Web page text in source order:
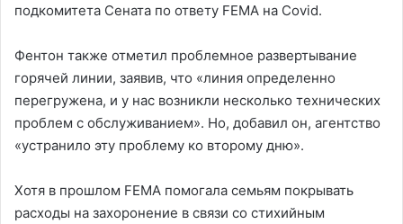
подкомитета Сената по ответу FEMA на Covid.
Фентон также отметил проблемное развертывание
горячей линии, заявив, что «линия определенно
перегружена, и у нас возникли несколько технических
проблем с обслуживанием». Но, добавил он, агентство
«устранило эту проблему ко второму дню».
Хотя в прошлом FEMA помогала семьям покрывать
расходы на захоронение в связи со стихийным